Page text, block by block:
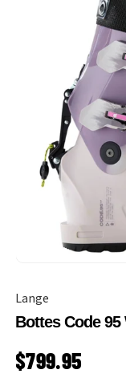
Lange
Bottes Code 95
PRIX HABITUEL
$799.95